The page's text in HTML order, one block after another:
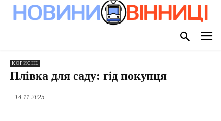
КОРИСНЕ
Плівка для саду: гід покупця
14.11.2025